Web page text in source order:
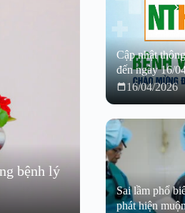
bệnh lý
Cập nhật
đến ngày 16/
16/04/2026
Sai lầm phổ
phát hiện muộn